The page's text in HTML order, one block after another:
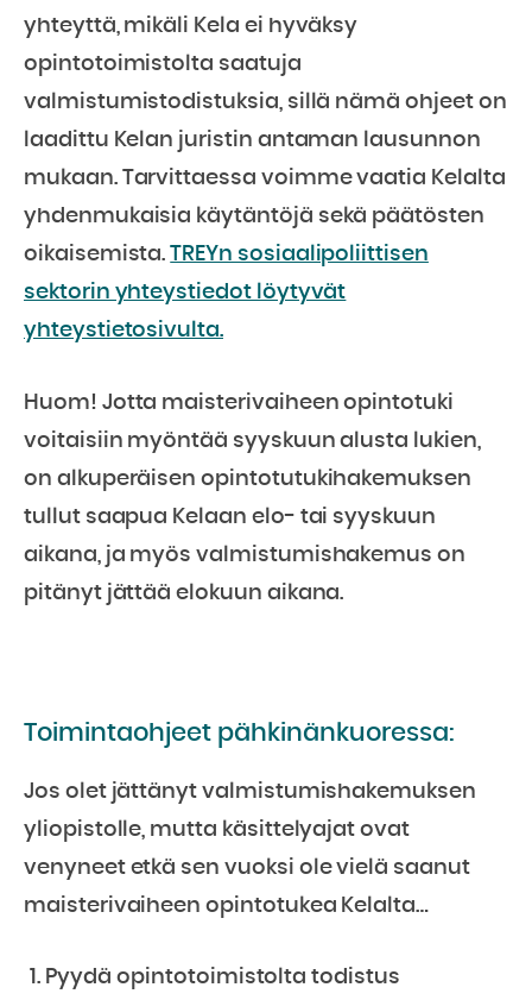
yhteyttä, mikäli Kela ei hyväksy
opintotoimistolta saatuja
valmistumistodistuksia, sillä nämä ohjeet on
laadittu Kelan juristin antaman lausunnon
mukaan. Tarvittaessa voimme vaatia Kelalta
yhdenmukaisia käytäntöjä sekä päätösten
oikaisemista.TREYn sosiaalipoliittisen
sektorin yhteystiedot löytyvät
yhteystietosivulta.
Huom! Jotta maisterivaiheen opintotuki
voitaisiin myöntää syyskuun alusta lukien,
on alkuperäisen opintotutukihakemuksen
tullut saapua Kelaan elo- tai syyskuun
aikana, ja myös valmistumishakemus on
pitänyt jättää elokuun aikana.
Toimintaohjeet pähkinänkuoressa:
Jos olet jättänyt valmistumishakemuksen
yliopistolle, mutta käsittelyajat ovat
venyneet etkä sen vuoksi ole vielä saanut
maisterivaiheen opintotukea Kelalta…
Pyydä opintotoimistolta todistus